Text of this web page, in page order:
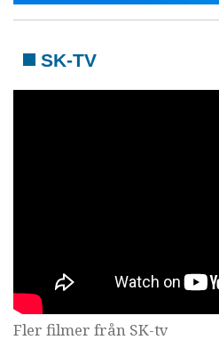
SK-TV
Fler filmer från SK-tv